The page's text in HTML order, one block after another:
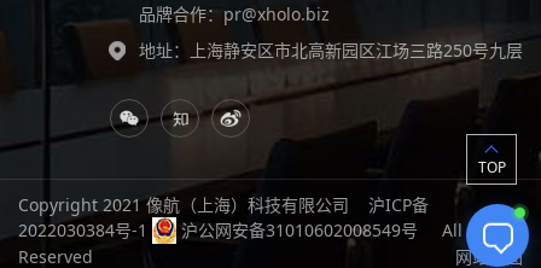
品牌合作： pr@xholo.biz
地址：上海静安区市北高新园区江场三路250号九层
Copyright 2021 像航（上海）科技有限公司
沪ICP备
2022030384号-1
沪公网安备31010602008549号
All Rights
Reserved
网站地图
TOP